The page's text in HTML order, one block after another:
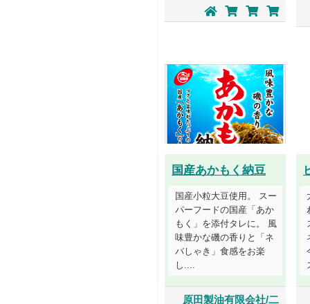
国産あかもく納豆
国産小粒大豆使用。 スー
パーフードの国産「あか
もく」を添付タレに。 風
味豊かな磯の香りと「ネ
バしゃき」食感をお楽
し....
原田製油有限会社/二